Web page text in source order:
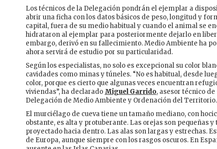
Los técnicos de la Delegación pondrán el ejemplar a
abrir una ficha con los datos básicos de peso, longitud y
capital, fuera de su medio habitual y cuando el animal se
hidrataron al ejemplar para posteriormente dejarlo en
embargo, derivó en su fallecimiento. Medio Ambiente ha
ahora servirá de estudio por su particularidad.
Según los especialistas, no solo es excepcional su color
cavidades como minas y túneles. “No es habitual, desde
color, porque es cierto que algunas veces encuentran
viviendas”, ha declarado Miguel Garrido, asesor técnico
Delegación de Medio Ambiente y Ordenación del Territorio.
El murciélago de cueva tiene un tamaño mediano, con
obstante, es alta y protuberante. Las orejas son pequeñas
proyectado hacia dentro. Las alas son largas y estrechas.
de Europa, aunque siempre con los rasgos oscuros. En